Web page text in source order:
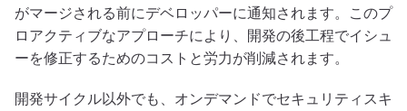
がマージされる前にデベロッパーに通知されます。このプ
ロアクティブなアプローチにより、開発の後工程でイシュ
ーを修正するためのコストと労力が削減されます。
開発サイクル以外でも、オンデマンドでセキュリティスキ